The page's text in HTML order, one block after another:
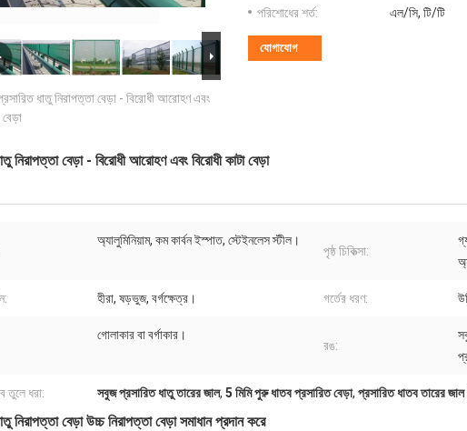
ধাতু নিরাপত্তা বেড়া - বিরোধী আরোহণ এবং
বেড়া
পরিশোধের শর্ত:
এল/সি, টি/টি
যোগাযোগ
নিরাপত্তা বেড়া - বিরোধী আরোহণ এবং বিরোধী কাটা বেড়া
অ্যালুমিনিয়াম, কম কার্বন ইস্পাত, স্টেইনলেস স্টীল।
পৃষ্ঠ চিকিত্সা:
হীরা, ষড়ভুজ, বর্গক্ষেত্র। গর্তের ধরণ:
গোলাকার বা বর্গাকার।
রঙ:
তুলে ধরা: সবুজ প্রসারিত ধাতু তারের জাল, 5 মিমি পুরু ধাতব প্রসারিত বেড়া, প্রসারিত ধাতব তারের জাল
নিরাপত্তা বেড়া উচ্চ নিরাপত্তা বেড়া সমাধান প্রদান করে